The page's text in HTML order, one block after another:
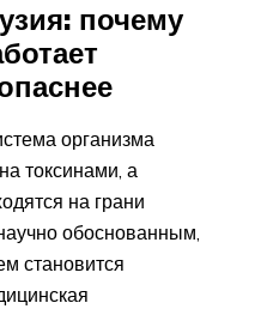
почему
организма
токсинами, а
на грани
обоснованным,
становится